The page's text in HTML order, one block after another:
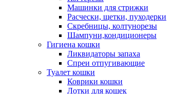
Машинки для стрижки
Расчески, щетки, пуходерки
Скребницы, колтунорезы
Шампуни,кондиционеры
Гигиена кошки
Ликвидаторы запаха
Спреи отпугивающие
Туалет кошки
Коврики кошки
Лотки для кошек